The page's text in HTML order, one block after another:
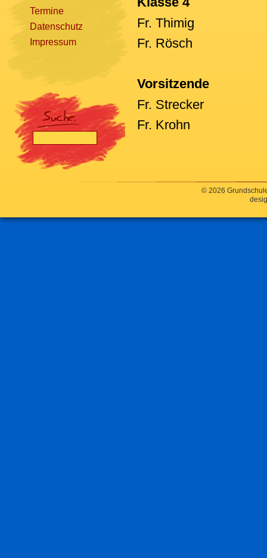
Fr. Thimig
Fr. Rösch
Vorsitzende
Fr. Strecker
Fr. Krohn
Termine
Datenschutz
Impressum
© 2026